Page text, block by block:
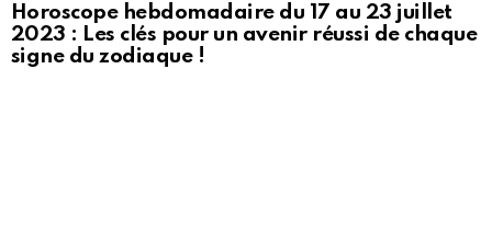
Horoscope hebdomadaire du 17 au 23 juillet
2023 : Les clés pour un avenir réussi de chaque
signe du zodiaque !